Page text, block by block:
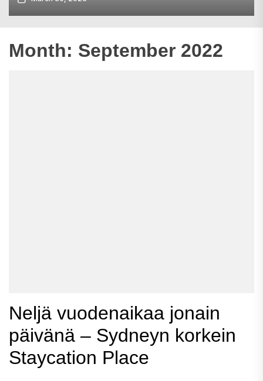
Month: September 2022
Neljä vuodenaikaa jonain
päivänä – Sydneyn korkein
Staycation Place